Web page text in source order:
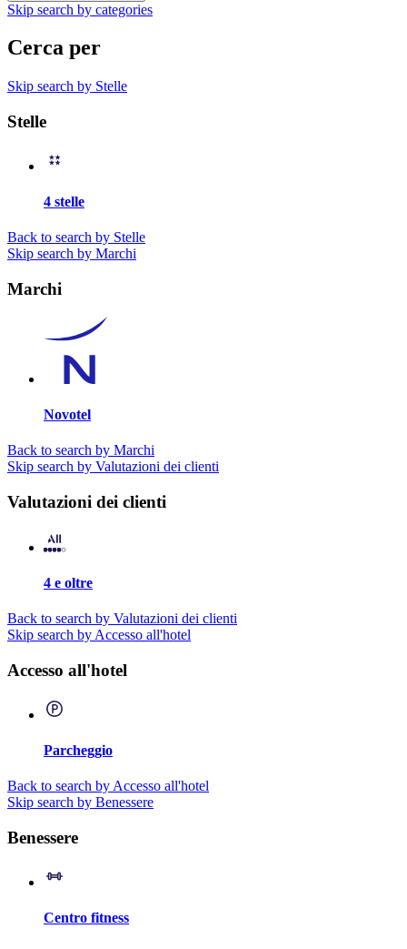
Skip search by categories
Cerca per
Skip search by Stelle
Stelle
4 stelle
Back to search by Stelle
Skip search by Marchi
Marchi
Novotel
Back to search by Marchi
Skip search by Valutazioni dei clienti
Valutazioni dei clienti
4 e oltre
Back to search by Valutazioni dei clienti
Skip search by Accesso all'hotel
Accesso all'hotel
Parcheggio
Back to search by Accesso all'hotel
Skip search by Benessere
Benessere
Centro fitness